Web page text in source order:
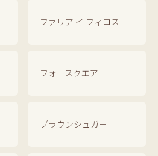
ファリア イ フィロス
フォースクエア
ブラウンシュガー